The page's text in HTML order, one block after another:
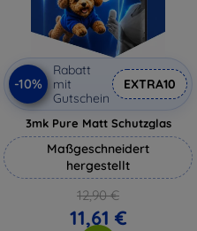
-10%
Rabatt
mit
Gutschein
EXTRA10
3mk Pure Matt Schutzglas
Maßgeschneidert
hergestellt
12,90 €
11,61 €